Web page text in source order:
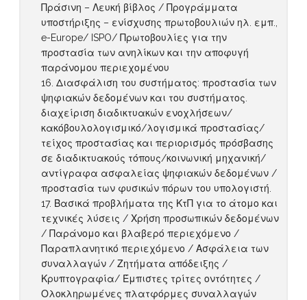
Πράσινη – Λευκή βίβλος / Προγράμματα
υποστήριξης – ενίσχυσης πρωτοβουλιών ηλ. εμπ.,
e-Europe/ ISPO/ Πρωτοβουλίες για την
προστασία των ανηλίκων και την αποφυγή
παράνομου περιεχομένου
Διασφάλιση του συστήματος: προστασία των
ψηφιακών δεδομένων και του συστήματος.
διαχείριση διαδικτυακών ενοχλήσεων/
κακόβουλολογισμικό/λογισμικά προστασίας/
τείχος προστασίας και περιορισμός πρόσβασης
σε διαδικτυακούς τόπους/κοινωνική μηχανική/
αντίγραφα ασφαλείας ψηφιακών δεδομένων /
προστασία των φυσικών πόρων του υπολογιστή.
Βασικά προβλήματα της ΚτΠ για το άτομο και
τεχνικές λύσεις / Χρήση προσωπικών δεδομένων
/ Παράνομο και βλαβερό περιεχόμενο /
Παραπλανητικό περιεχόμενο / Ασφάλεια των
συναλλαγών / Ζητήματα απόδειξης /
Κρυπτογραφία/ Έμπιστες τρίτες οντότητες /
Ολοκληρωμένες πλατφόρμες συναλλαγών